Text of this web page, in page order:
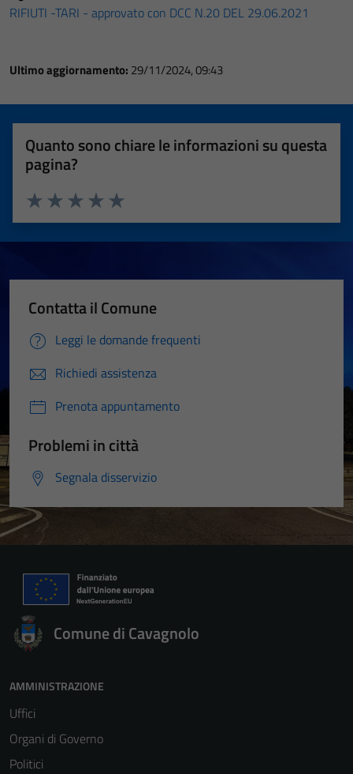
RIFIUTI -TARI - approvato con DCC N.20 DEL 29.06.2021
Ultimo aggiornamento: 29/11/2024, 09:43
Quanto sono chiare le informazioni su questa
pagina?
Valuta 5 stelle su 5
Valuta 4 stelle su 5
Valuta 3 stelle su 5
Valuta 2 stelle su 5
Valuta 1 stelle su 5
Contatta il Comune
Leggi le domande frequenti
Richiedi assistenza
Prenota appuntamento
Problemi in città
Segnala disservizio
Comune di Cavagnolo
AMMINISTRAZIONE
Uffici
Organi di Governo
Politici